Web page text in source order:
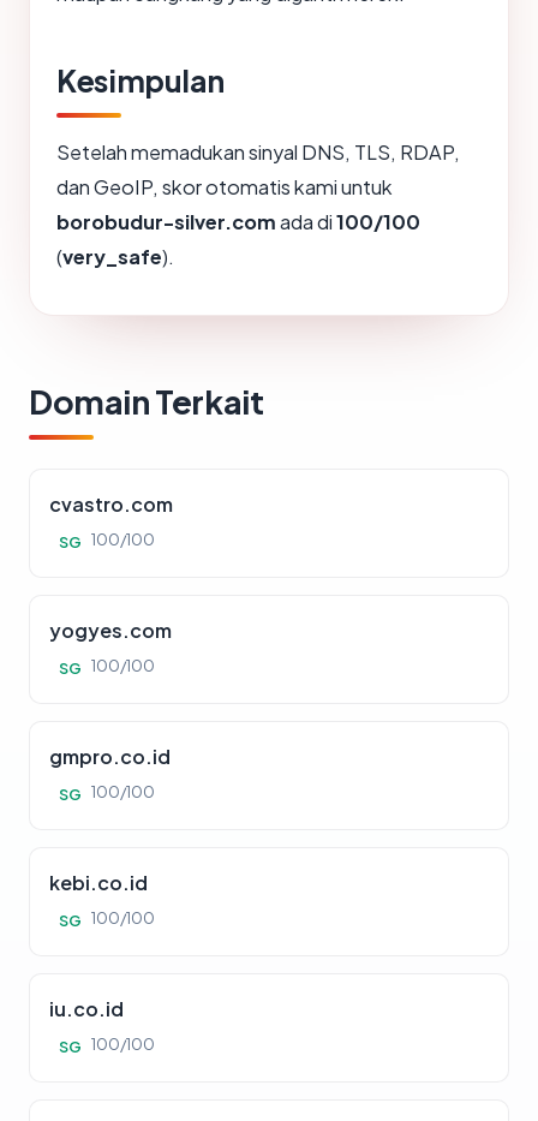
Kesimpulan
Setelah memadukan sinyal DNS, TLS, RDAP,
dan GeoIP, skor otomatis kami untuk
borobudur-silver.comada di100/100
(very_safe).
Domain Terkait
cvastro.com
SG 100/100
yogyes.com
SG 100/100
gmpro.co.id
SG 100/100
kebi.co.id
SG 100/100
iu.co.id
SG 100/100